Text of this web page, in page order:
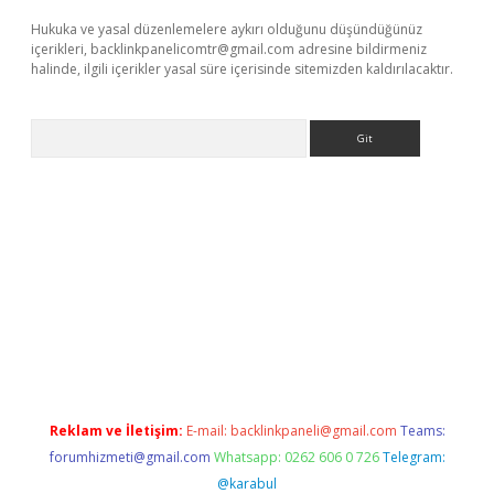
Hukuka ve yasal düzenlemelere aykırı olduğunu düşündüğünüz
içerikleri, backlinkpanelicomtr@gmail.com adresine bildirmeniz
halinde, ilgili içerikler yasal süre içerisinde sitemizden kaldırılacaktır.
Reklam ve İletişim: E-mail: backlinkpaneli@gmail.com Teams:
forumhizmeti@gmail.com Whatsapp: 0262 606 0 726 Telegram:
@karabul